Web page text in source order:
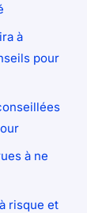
à
pour
à ne
risque et